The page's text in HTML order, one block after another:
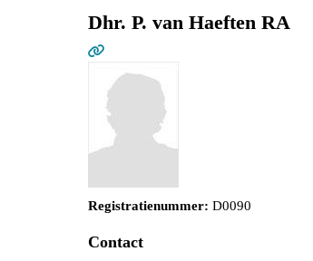
Dhr. P. van Haeften RA
Registratienummer: D0090
Contact